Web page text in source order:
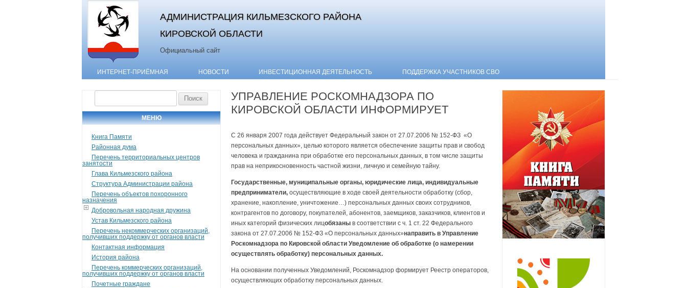
АДМИНИСТРАЦИЯ КИЛЬМЕЗСКОГО РАЙОНА
КИРОВСКОЙ ОБЛАСТИ
Официальный сайт
Skip to content
ИНТЕРНЕТ-ПРИЁМНАЯ НОВОСТИ ИНВЕСТИЦИОННАЯ ДЕЯТЕЛЬНОСТЬ ПОДДЕРЖКА УЧАСТНИКОВ СВО
МЕНЮ
Книга Памяти
Районная дума
Перечень территориальных центров
занятости
Глава Кильмезского района
Структура Администрации района
Перечень объектов похоронного
назначения
Добровольная народная дружина
Устав Кильмезского района
Перечень некоммерческих организаций,
получивших поддержку от органов власти
Контактная информация
История района
Перечень коммерческих организаций,
получивших поддержку от органов власти
Почетные граждане
УПРАВЛЕНИЕ РОСКОМНАДЗОРА ПО
КИРОВСКОЙ ОБЛАСТИ ИНФОРМИРУЕТ
С 26 января 2007 года действует Федеральный закон от 27.07.2006 № 152-ФЗ «О
персональных данных», целью которого является обеспечение защиты прав и свобод
человека и гражданина при обработке его персональных данных, в том числе защиты
прав на неприкосновенность частной жизни, личную и семейную тайну.
Государственные, муниципальные органы, юридические лица, индивидуальные
предприниматели, осуществляющие в ходе своей деятельности обработку (сбор,
хранение, накопление, уничтожение…) персональных данных своих сотрудников,
контрагентов по договору, покупателей, абонентов, заемщиков, заказчиков, клиентов и
иных категорий физических лицобязаны в соответствии с ч. 1 ст. 22 Федерального
закона от 27.07.2006 № 152-ФЗ «О персональных данных»направить в Управление
Роскомнадзора по Кировской области Уведомление об обработке (о намерении
осуществлять обработку) персональных данных.
На основании полученных Уведомлений, Роскомнадзор формирует Реестр операторов,
осуществляющих обработку персональных данных.